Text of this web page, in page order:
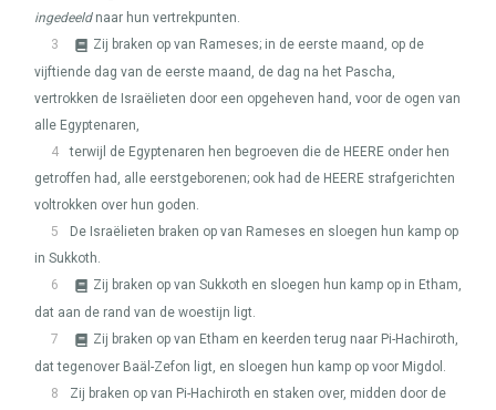
ingedeeldnaar hun vertrekpunten.
3
Zij braken op van Rameses; in de eerste maand, op de
vijftiende dag van de eerste maand, de dag na het Pascha,
vertrokken de Israëlieten door een opgeheven hand, voor de ogen van
alle Egyptenaren,
4
terwijl de Egyptenaren hen begroeven die de HEERE onder hen
getroffen had, alle eerstgeborenen; ook had de HEERE strafgerichten
voltrokken over hun goden.
5
De Israëlieten braken op van Rameses en sloegen hun kamp op
in Sukkoth.
6
Zij braken op van Sukkoth en sloegen hun kamp op in Etham,
dat aan de rand van de woestijn ligt.
7
Zij braken op van Etham en keerden terug naar Pi-Hachiroth,
dat tegenover Baäl-Zefon ligt, en sloegen hun kamp op voor Migdol.
8
Zij braken op van Pi-Hachiroth en staken over, midden door de